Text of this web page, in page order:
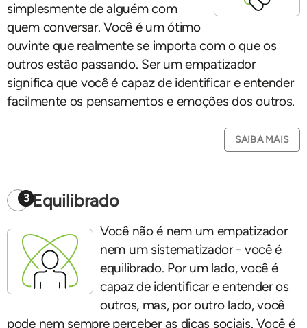
simplesmente de alguém com
quem conversar. Você é um ótimo
ouvinte que realmente se importa com o que os
outros estão passando. Ser um empatizador
significa que você é capaz de identificar e entender
facilmente os pensamentos e emoções dos outros.
SAIBA MAIS
3 Equilibrado
Você não é nem um empatizador
nem um sistematizador - você é
equilibrado. Por um lado, você é
capaz de identificar e entender os
outros, mas, por outro lado, você
pode nem sempre perceber as dicas sociais. Você é